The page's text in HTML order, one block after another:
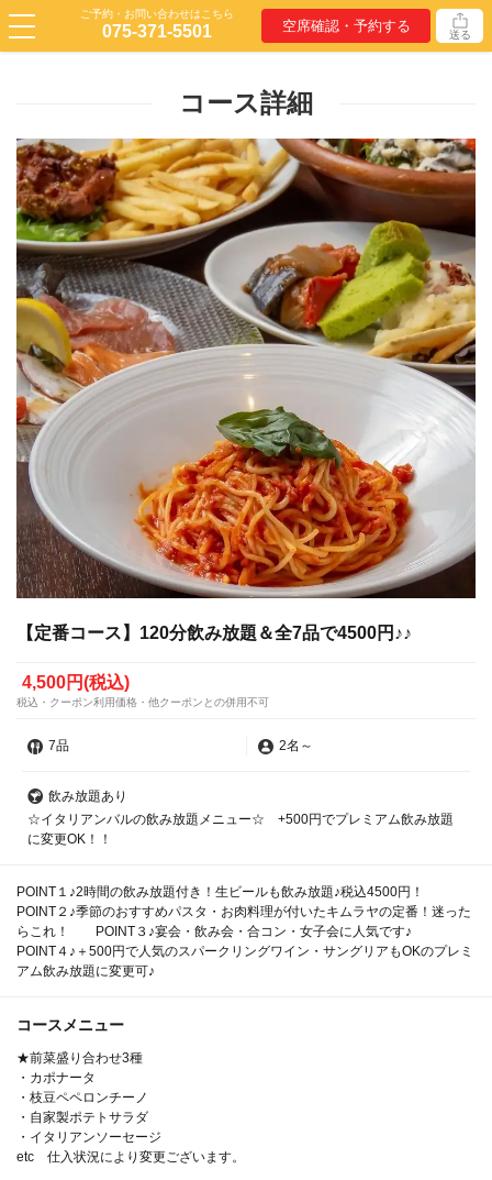
ご予約・お問い合わせはこちら
075-371-5501 空席確認・予約する 送る
コース詳細
【定番コース】120分飲み放題＆全7品で4500円♪♪
4,500円(税込)
税込・クーポン利用価格・他クーポンとの併用不可
7品 2名 ～
飲み放題あり
☆イタリアンバルの飲み放題メニュー☆ +500円でプレミアム飲み放題
に変更OK！！
POINT１♪2時間の飲み放題付き！生ビールも飲み放題♪税込4500円！
POINT２♪季節のおすすめパスタ・お肉料理が付いたキムラヤの定番！迷った
らこれ！ POINT３♪宴会・飲み会・合コン・女子会に人気です♪
POINT４♪＋500円で人気のスパークリングワイン・サングリアもOKのプレミ
アム飲み放題に変更可♪
コースメニュー
★前菜盛り合わせ3種
・カポナータ
・枝豆ペペロンチーノ
・自家製ポテトサラダ
・イタリアンソーセージ
etc 仕入状況により変更ございます。